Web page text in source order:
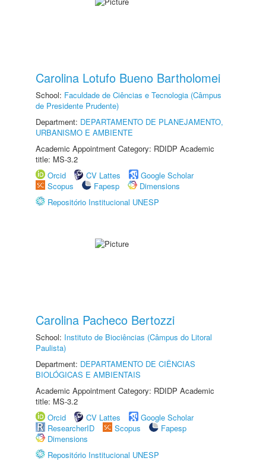
Carolina Lotufo Bueno Bartholomei
School: Faculdade de Ciências e Tecnologia (Câmpus
de Presidente Prudente)
Department: DEPARTAMENTO DE PLANEJAMENTO,
URBANISMO E AMBIENTE
Academic Appointment Category: RDIDP Academic
title: MS-3.2
Orcid
CV Lattes
Google Scholar
Scopus
Fapesp
Dimensions
Repositório Institucional UNESP
Carolina Pacheco Bertozzi
School: Instituto de Biociências (Câmpus do Litoral
Paulista)
Department: DEPARTAMENTO DE CIÊNCIAS
BIOLÓGICAS E AMBIENTAIS
Academic Appointment Category: RDIDP Academic
title: MS-3.2
Orcid
CV Lattes
Google Scholar
ResearcherID
Scopus
Fapesp
Dimensions
Repositório Institucional UNESP